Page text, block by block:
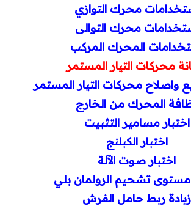
محرك التوازي
محرك التوالى
المحرك المركب
محركات التيار المستمر
محركات التيار المستمر
المحرك من الخارج
اختبار مسامير التثبيت
اختبار الكبلنج
اختبار صوت الآلة
مستوى تشحيم الرولمان بلي
زيادة ربط حامل الفرش